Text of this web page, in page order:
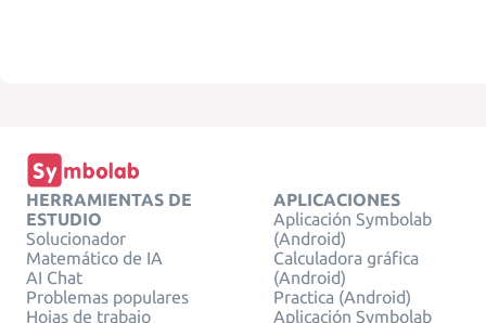
HERRAMIENTAS DE
ESTUDIO
Solucionador
Matemático de IA
AI Chat
Problemas populares
Hojas de trabajo
APLICACIONES
Aplicación Symbolab
(Android)
Calculadora gráfica
(Android)
Practica (Android)
Aplicación Symbolab